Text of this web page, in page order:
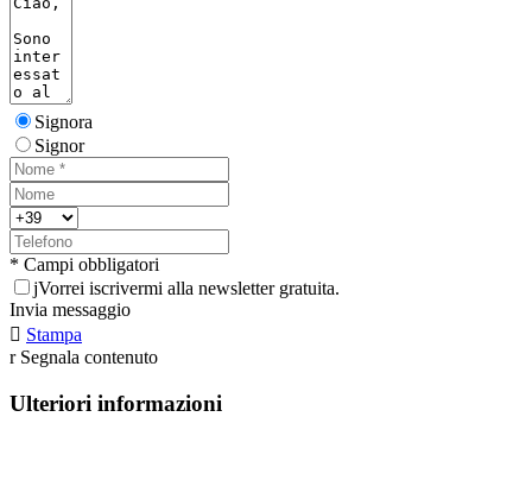
Signora
Signor
* Campi obbligatori
jVorrei iscrivermi alla newsletter gratuita.
Invia messaggio
 Stampa
r Segnala contenuto
Ulteriori informazioni